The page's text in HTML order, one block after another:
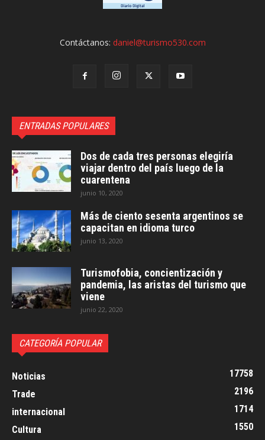
Contáctanos: daniel@turismo530.com
ENTRADAS POPULARES
Dos de cada tres personas elegiría
viajar dentro del país luego de la
cuarentena
junio 10, 2020
Más de ciento sesenta argentinos se
capacitan en idioma turco
junio 13, 2020
Turismofobia, concientización y
pandemia, las aristas del turismo que
viene
junio 22, 2020
CATEGORÍA POPULAR
Noticias
17758
Trade
2196
internacional
1714
Cultura
1550